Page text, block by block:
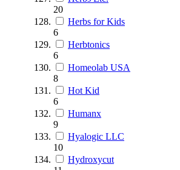
20
Herbs for Kids
6
Herbtonics
6
Homeolab USA
8
Hot Kid
6
Humanx
9
Hyalogic LLC
10
Hydroxycut